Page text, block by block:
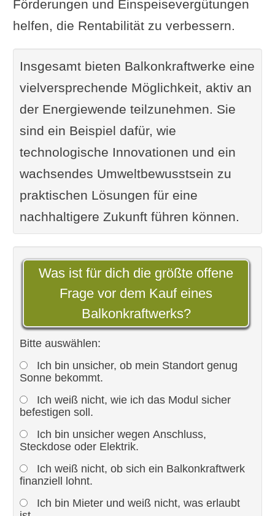
Förderungen und Einspeisevergütungen
helfen, die Rentabilität zu verbessern.
Insgesamt bieten Balkonkraftwerke eine
vielversprechende Möglichkeit, aktiv an
der Energiewende teilzunehmen. Sie
sind ein Beispiel dafür, wie
technologische Innovationen und ein
wachsendes Umweltbewusstsein zu
praktischen Lösungen für eine
nachhaltigere Zukunft führen können.
Was ist für dich die größte offene
Frage vor dem Kauf eines
Balkonkraftwerks?
Bitte auswählen:
Ich bin unsicher, ob mein Standort genug
Sonne bekommt.
Ich weiß nicht, wie ich das Modul sicher
befestigen soll.
Ich bin unsicher wegen Anschluss,
Steckdose oder Elektrik.
Ich weiß nicht, ob sich ein Balkonkraftwerk
finanziell lohnt.
Ich bin Mieter und weiß nicht, was erlaubt